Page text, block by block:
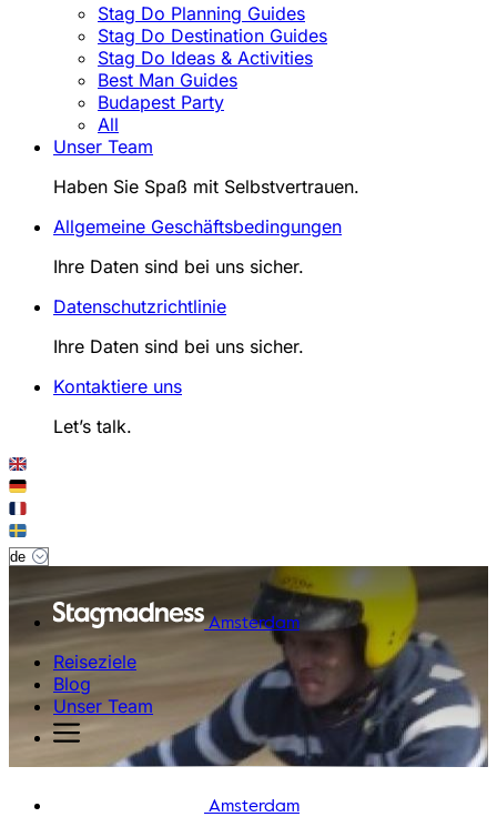
Stag Do Planning Guides
Stag Do Destination Guides
Stag Do Ideas & Activities
Best Man Guides
Budapest Party
All
Unser Team
Haben Sie Spaß mit Selbstvertrauen.
Allgemeine Geschäftsbedingungen
Ihre Daten sind bei uns sicher.
Datenschutzrichtlinie
Ihre Daten sind bei uns sicher.
Kontaktiere uns
Let’s talk.
Amsterdam
Reiseziele
Blog
Unser Team
Amsterdam